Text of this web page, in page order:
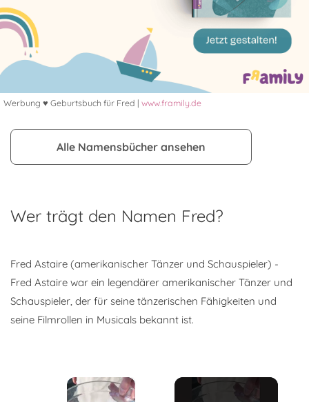
Werbung ♥ Geburtsbuch für Fred | www.framily.de
Alle Namensbücher ansehen
Wer trägt den Namen Fred?
Fred Astaire (amerikanischer Tänzer und Schauspieler) -
Fred Astaire war ein legendärer amerikanischer Tänzer und
Schauspieler, der für seine tänzerischen Fähigkeiten und
seine Filmrollen in Musicals bekannt ist.
×